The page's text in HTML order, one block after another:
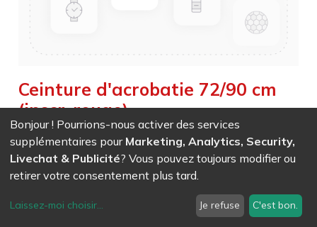
Ceinture d'acrobatie 72/90 cm
(inscr. rouge)
Weight : 0,410kg| Weight Net :0,410kg
119,90 CHF/ HT
EAN 7611847030858 - Ref ( 3085
Bonjour ! Pourrions-nous activer des services
supplémentaires pour Marketing, Analytics, Security,
Livechat & Publicité? Vous pouvez toujours modifier ou
retirer votre consentement plus tard.
Laissez-moi choisir... Je refuse C'est bon.